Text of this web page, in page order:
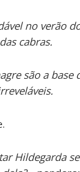
no verão
cabras.
são a base
Hildegarda